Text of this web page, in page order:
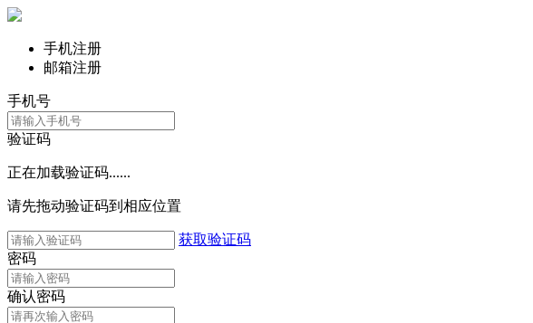
手机注册
邮箱注册
手机号
验证码
正在加载验证码......
请先拖动验证码到相应位置
获取验证码
密码
确认密码